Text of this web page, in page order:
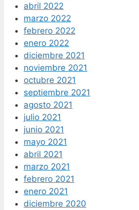
abril 2022
marzo 2022
febrero 2022
enero 2022
diciembre 2021
noviembre 2021
octubre 2021
septiembre 2021
agosto 2021
julio 2021
junio 2021
mayo 2021
abril 2021
marzo 2021
febrero 2021
enero 2021
diciembre 2020